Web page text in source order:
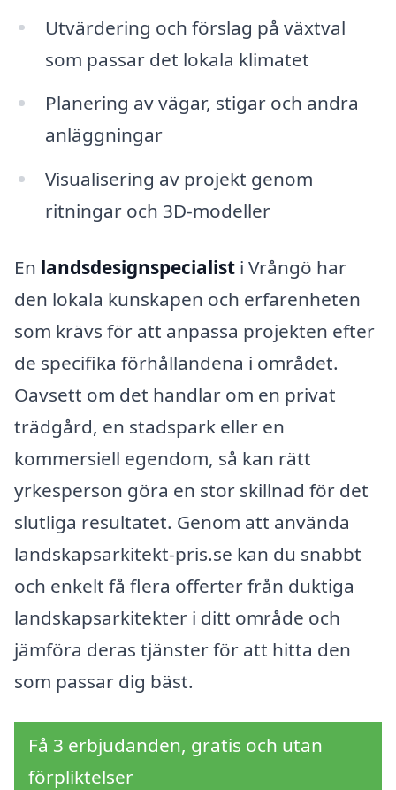
Utvärdering och förslag på växtval
som passar det lokala klimatet
Planering av vägar, stigar och andra
anläggningar
Visualisering av projekt genom
ritningar och 3D-modeller
En landsdesignspecialist i Vrångö har
den lokala kunskapen och erfarenheten
som krävs för att anpassa projekten efter
de specifika förhållandena i området.
Oavsett om det handlar om en privat
trädgård, en stadspark eller en
kommersiell egendom, så kan rätt
yrkesperson göra en stor skillnad för det
slutliga resultatet. Genom att använda
landskapsarkitekt-pris.se kan du snabbt
och enkelt få flera offerter från duktiga
landskapsarkitekter i ditt område och
jämföra deras tjänster för att hitta den
som passar dig bäst.
Få 3 erbjudanden, gratis och utan
förpliktelser